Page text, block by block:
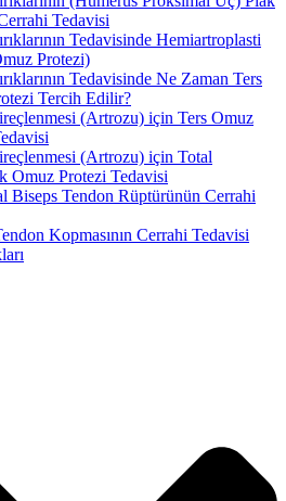
Tedavisi
Tedavisinde Hemiartroplasti
Protezi)
Tedavisinde Ne Zaman Ters
Tercih Edilir?
(Artrozu) için Ters Omuz
(Artrozu) için Total
Omuz Protezi Tedavisi
Biseps Tendon Rüptürünün Cerrahi
Kopmasının Cerrahi Tedavisi